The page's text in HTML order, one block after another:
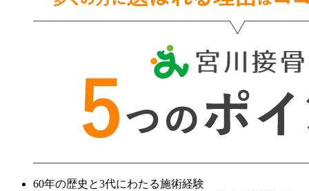
60年の歴史と3代にわたる施術経験